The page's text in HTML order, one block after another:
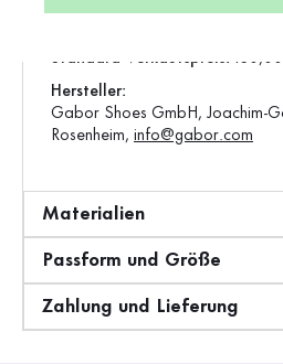
Standard-Verkaufspreis:
Hersteller:
Gabor Shoes GmbH, Joachim-
Rosenheim, info@gabor.com
Materialien
Passform und Größe
Zahlung und Lieferung